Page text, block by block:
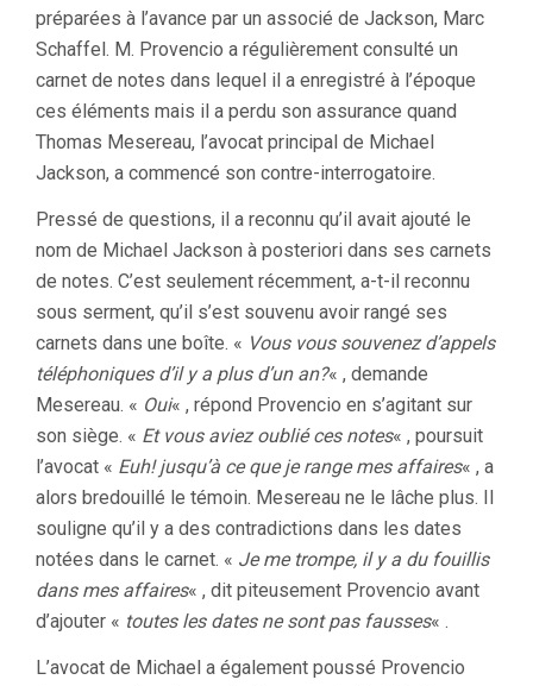
préparées à l’avance par un associé de Jackson, Marc
Schaffel. M. Provencio a régulièrement consulté un
carnet de notes dans lequel il a enregistré à l’époque
ces éléments mais il a perdu son assurance quand
Thomas Mesereau, l’avocat principal de Michael
Jackson, a commencé son contre-interrogatoire.
Pressé de questions, il a reconnu qu’il avait ajouté le
nom de Michael Jackson à posteriori dans ses carnets
de notes. C’est seulement récemment, a-t-il reconnu
sous serment, qu’il s’est souvenu avoir rangé ses
carnets dans une boîte. « Vous vous souvenez d’appels
téléphoniques d’il y a plus d’un an?« , demande
Mesereau. « Oui« , répond Provencio en s’agitant sur
son siège. « Et vous aviez oublié ces notes« , poursuit
l’avocat « Euh! jusqu’à ce que je range mes affaires« , a
alors bredouillé le témoin. Mesereau ne le lâche plus. Il
souligne qu’il y a des contradictions dans les dates
notées dans le carnet. « Je me trompe, il y a du fouillis
dans mes affaires« , dit piteusement Provencio avant
d’ajouter « toutes les dates ne sont pas fausses« .
L’avocat de Michael a également poussé Provencio